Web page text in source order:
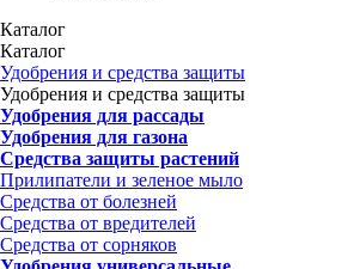
Каталог
Каталог
Удобрения и средства защиты
Удобрения и средства защиты
Удобрения для рассады
Удобрения для газона
Средства защиты растений
Прилипатели и зеленое мыло
Средства от болезней
Средства от вредителей
Средства от сорняков